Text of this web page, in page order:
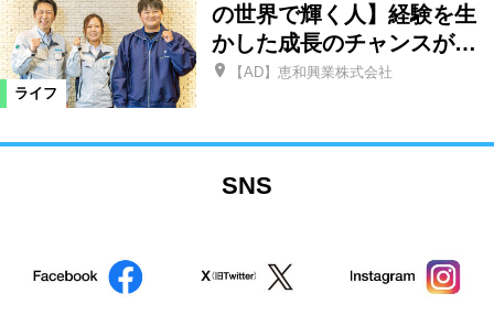
ライフ
の世界で輝く人】経験を生
かした成長のチャンスが…
【AD】恵和興業株式会社
SNS